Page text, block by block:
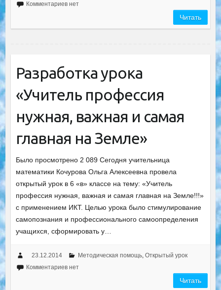
Комментариев нет
Читать
Разработка урока
«Учитель профессия
нужная, важная и самая
главная на Земле»
Было просмотрено 2 089 Сегодня учительница
математики Кочурова Ольга Алексеевна провела
открытый урок в 6 «в» классе на тему: «Учитель
профессия нужная, важная и самая главная на Земле!!!»
с применением ИКТ. Целью урока было стимулирование
самопознания и профессионального самоопределения
учащихся, сформировать у…
23.12.2014 Методическая помощь, Открытый урок
Комментариев нет
Читать